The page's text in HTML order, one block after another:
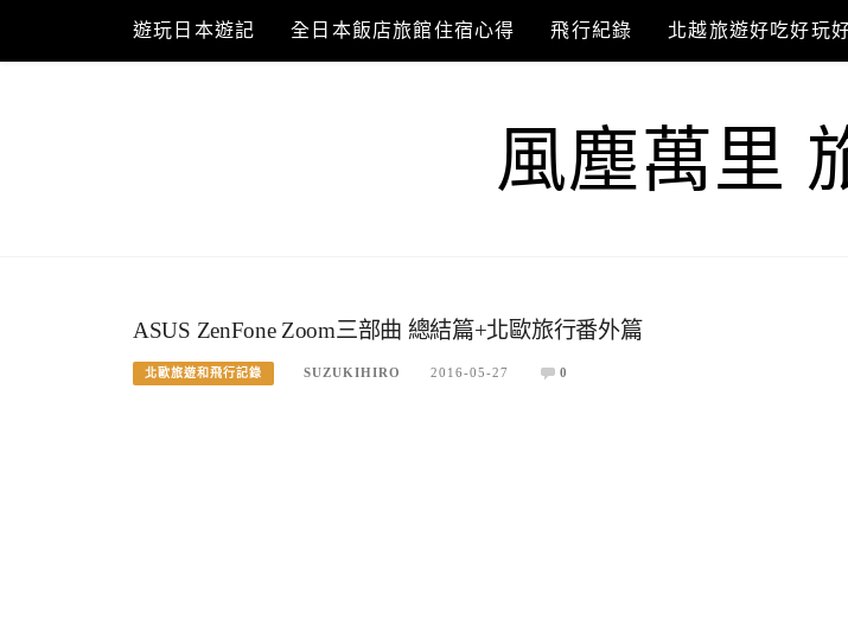
content
遊玩日本遊記 全日本飯店旅館住宿心得 飛行紀錄 北越旅遊好吃好玩
風塵萬里
ASUS ZenFone Zoom三部曲 總結篇+北歐旅行番外篇
北歐旅遊和飛行記錄 SUZUKIHIRO 2016-05-27 0